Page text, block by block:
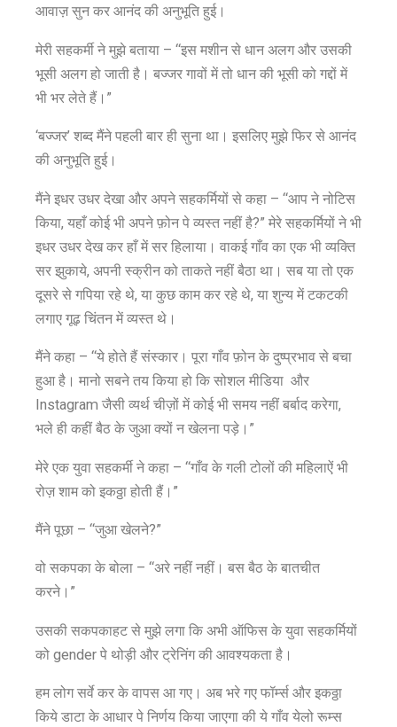
आवाज़ सुन कर आनंद की अनुभूति हुई।
मेरी सहकर्मी ने मुझे बताया – “इस मशीन से धान अलग और उसकी
भूसी अलग हो जाती है। बज्जर गावों में तो धान की भूसी को गद्दों में
भी भर लेते हैं।”
‘बज्जर’ शब्द मैंने पहली बार ही सुना था। इसलिए मुझे फिर से आनंद
की अनुभूति हुई।
मैंने इधर उधर देखा और अपने सहकर्मियों से कहा – “आप ने नोटिस
किया, यहाँ कोई भी अपने फ़ोन पे व्यस्त नहीं है?” मेरे सहकर्मियों ने भी
इधर उधर देख कर हाँ में सर हिलाया। वाकई गाँव का एक भी व्यक्ति
सर झुकाये, अपनी स्क्रीन को ताकते नहीं बैठा था। सब या तो एक
दूसरे से गपिया रहे थे, या कुछ काम कर रहे थे, या शुन्य में टकटकी
लगाए गूढ़ चिंतन में व्यस्त थे।
मैंने कहा – “ये होते हैं संस्कार। पूरा गाँव फ़ोन के दुष्प्रभाव से बचा
हुआ है। मानो सबने तय किया हो कि सोशल मीडिया और
Instagram जैसी व्यर्थ चीज़ों में कोई भी समय नहीं बर्बाद करेगा,
भले ही कहीं बैठ के जुआ क्यों न खेलना पड़े।”
मेरे एक युवा सहकर्मी ने कहा – “गाँव के गली टोलों की महिलाऐं भी
रोज़ शाम को इकठ्ठा होती हैं।”
मैंने पूछा – “जुआ खेलने?”
वो सकपका के बोला – “अरे नहीं नहीं। बस बैठ के बातचीत
करने।”
उसकी सकपकाहट से मुझे लगा कि अभी ऑफिस के युवा सहकर्मियों
को gender पे थोड़ी और ट्रेनिंग की आवश्यकता है।
हम लोग सर्वे कर के वापस आ गए। अब भरे गए फॉर्म्स और इकठ्ठा
किये डाटा के आधार पे निर्णय किया जाएगा की ये गाँव येलो रूम्स